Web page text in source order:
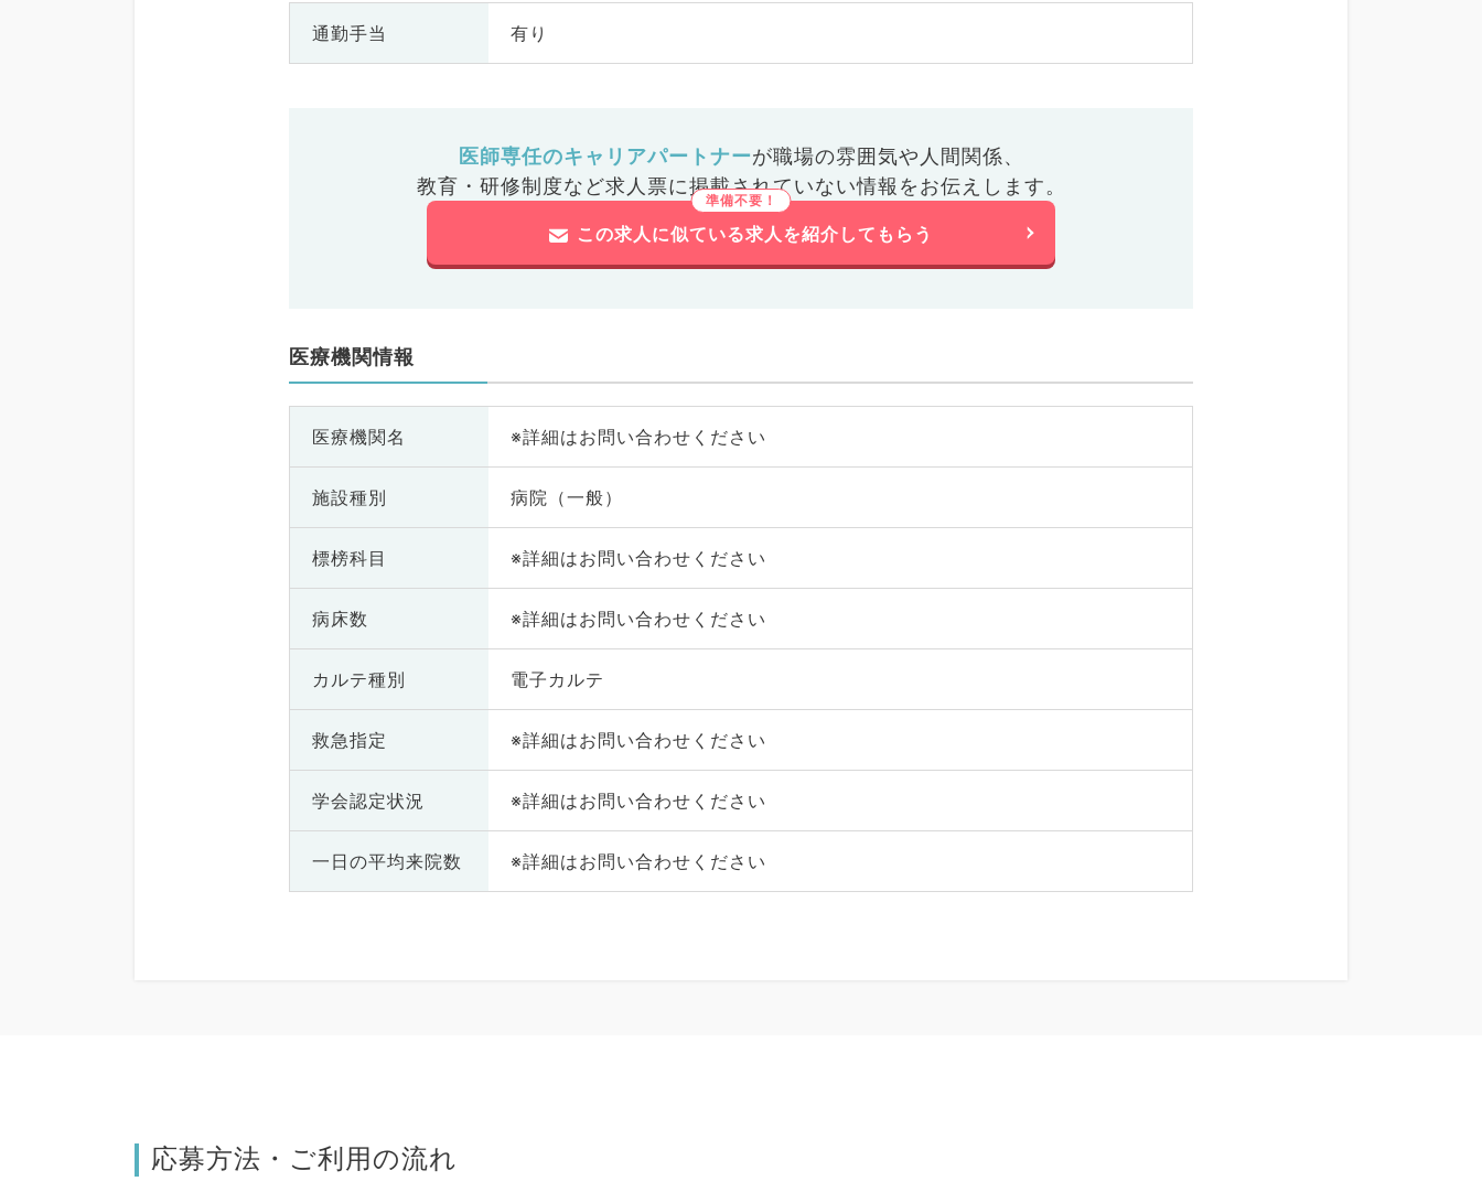
通勤手当 有り
医師専任のキャリアパートナーが職場の雰囲気や人間関係、
教育・研修制度など求人票に掲載されていない情報をお伝えします。
この求人に似ている求人を紹介してもらう
医療機関情報
医療機関名 ※詳細はお問い合わせください
施設種別 病院（一般）
標榜科目 ※詳細はお問い合わせください
病床数 ※詳細はお問い合わせください
カルテ種別 電子カルテ
救急指定 ※詳細はお問い合わせください
学会認定状況 ※詳細はお問い合わせください
一日の平均来院数 ※詳細はお問い合わせください
応募方法・ご利用の流れ